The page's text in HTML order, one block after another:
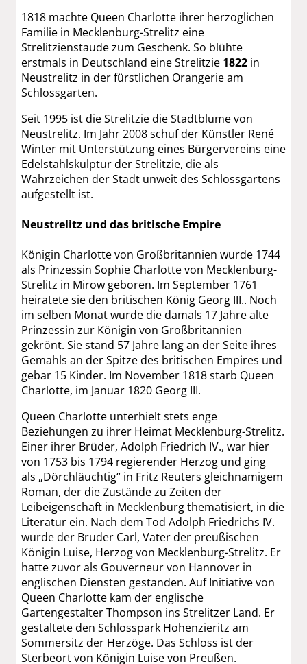
1818 machte Queen Charlotte ihrer herzoglichen
Familie in Mecklenburg-Strelitz eine
Strelitzienstaude zum Geschenk. So blühte
erstmals in Deutschland eine Strelitzie 1822 in
Neustrelitz in der fürstlichen Orangerie am
Schlossgarten.
Seit 1995 ist die Strelitzie die Stadtblume von
Neustrelitz. Im Jahr 2008 schuf der Künstler René
Winter mit Unterstützung eines Bürgervereins eine
Edelstahlskulptur der Strelitzie, die als
Wahrzeichen der Stadt unweit des Schlossgartens
aufgestellt ist.
Neustrelitz und das britische Empire
Königin Charlotte von Großbritannien wurde 1744
als Prinzessin Sophie Charlotte von Mecklenburg-
Strelitz in Mirow geboren. Im September 1761
heiratete sie den britischen König Georg III.. Noch
im selben Monat wurde die damals 17 Jahre alte
Prinzessin zur Königin von Großbritannien
gekrönt. Sie stand 57 Jahre lang an der Seite ihres
Gemahls an der Spitze des britischen Empires und
gebar 15 Kinder. Im November 1818 starb Queen
Charlotte, im Januar 1820 Georg III.
Queen Charlotte unterhielt stets enge
Beziehungen zu ihrer Heimat Mecklenburg-Strelitz.
Einer ihrer Brüder, Adolph Friedrich IV., war hier
von 1753 bis 1794 regierender Herzog und ging
als „Dörchläuchtig“ in Fritz Reuters gleichnamigem
Roman, der die Zustände zu Zeiten der
Leibeigenschaft in Mecklenburg thematisiert, in die
Literatur ein. Nach dem Tod Adolph Friedrichs IV.
wurde der Bruder Carl, Vater der preußischen
Königin Luise, Herzog von Mecklenburg-Strelitz. Er
hatte zuvor als Gouverneur von Hannover in
englischen Diensten gestanden. Auf Initiative von
Queen Charlotte kam der englische
Gartengestalter Thompson ins Strelitzer Land. Er
gestaltete den Schlosspark Hohenzieritz am
Sommersitz der Herzöge. Das Schloss ist der
Sterbeort von Königin Luise von Preußen.